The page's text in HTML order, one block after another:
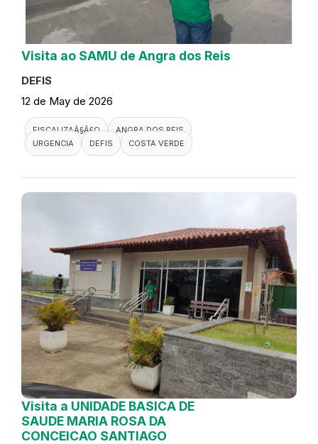
Visita ao SAMU de Angra dos Reis
DEFIS
12 de May de 2026
FISCALIZAÃ§Ã£O
ANGRA DOS REIS
URGENCIA
DEFIS COSTA VERDE
Visita a UNIDADE BASICA DE
SAUDE MARIA ROSA DA
CONCEICAO SANTIAGO